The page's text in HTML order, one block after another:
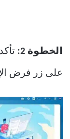
الخطوة 2:
على زر فرض